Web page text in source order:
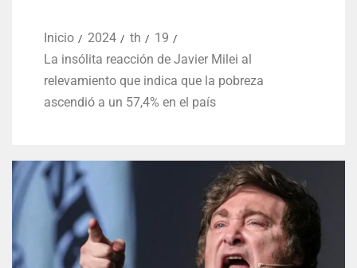
Inicio 2024 th
19
La insólita reacción de Javier Milei al
relevamiento que indica que la pobreza
ascendió a un 57,4% en el país